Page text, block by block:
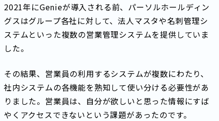
2021年にGenieが導入される前、パーソルホールディン
グスはグループ各社に対して、法人マスタや名刺管理シ
ステムといった複数の営業管理システムを提供していま
した。
その結果、営業員の利用するシステムが複数にわたり、
社内システムの各機能を熟知して使い分ける必要性があ
りました。営業員は、自分が欲しいと思った情報にすば
やくアクセスできないという課題があったのです。